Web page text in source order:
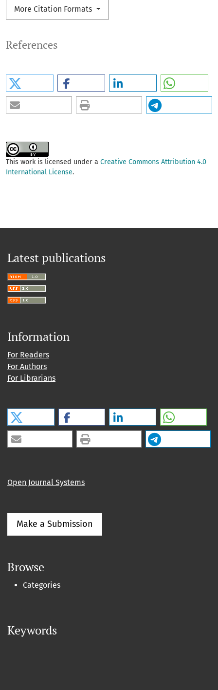
More Citation Formats
References
This work is licensed under a Creative Commons Attribution 4.0
International License.
Latest publications
Information
For Readers
For Authors
For Librarians
Open Journal Systems
Make a Submission
Browse
Categories
Keywords